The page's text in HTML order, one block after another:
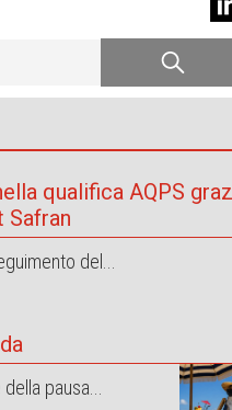
qualifica AQPS
Safran
del...
pausa...